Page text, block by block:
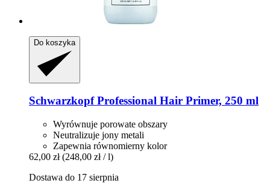
Do koszyka
Schwarzkopf Professional Hair Primer, 250 ml
Wyrównuje porowate obszary
Neutralizuje jony metali
Zapewnia równomierny kolor
62,00 zł (248,00 zł / l)
Dostawa do 17 sierpnia